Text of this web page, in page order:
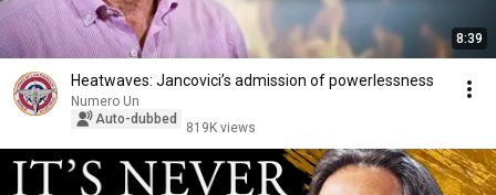
8:39
Heatwaves: Jancovici’s admission of powerlessness
Numero Un
Auto-dubbed
819K views